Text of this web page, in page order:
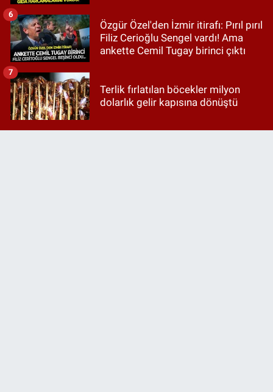
Özgür Özel'den İzmir itirafı: Pırıl pırıl
Filiz Cerioğlu Sengel vardı! Ama
ankette Cemil Tugay birinci çıktı
6
Terlik fırlatılan böcekler milyon
dolarlık gelir kapısına dönüştü
7